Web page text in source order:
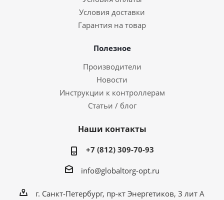
Условия доставки
Гарантия на товар
Полезное
Производители
Новости
Инструкции к контроллерам
Статьи / блог
Наши контакты
+7 (812) 309-70-93
info@globaltorg-opt.ru
г. Санкт-Петербург, пр-кт Энергетиков, 3 лит А